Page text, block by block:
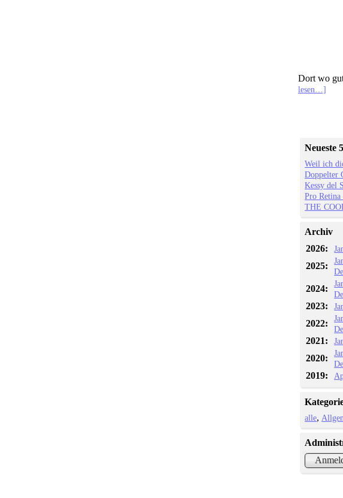
Dort wo
lesen…]
Neueste
Weil ich
Doppelter
Kessy del
Pro
THE
Archiv
2026:
2025:
2024:
2023:
2022:
2021:
2020:
2019:
alle